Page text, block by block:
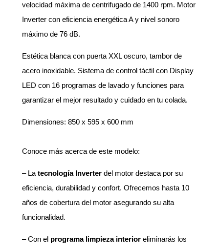
velocidad máxima de centrifugado de 1400 rpm. Motor
Inverter con eficiencia energética A y nivel sonoro
máximo de 76 dB.
Estética blanca con puerta XXL oscuro, tambor de
acero inoxidable. Sistema de control táctil con Display
LED con 16 programas de lavado y funciones para
garantizar el mejor resultado y cuidado en tu colada.
Dimensiones: 850 x 595 x 600 mm
Conoce más acerca de este modelo:
– La tecnología Inverterdel motor destaca por su
eficiencia, durabilidad y confort. Ofrecemos hasta 10
años de cobertura del motor asegurando su alta
funcionalidad.
– Con el programa limpieza interioreliminarás los